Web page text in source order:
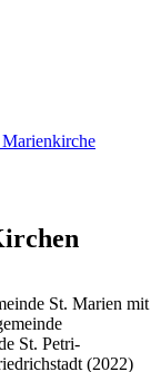
St. Marien mit
St. Petri-
(2022)